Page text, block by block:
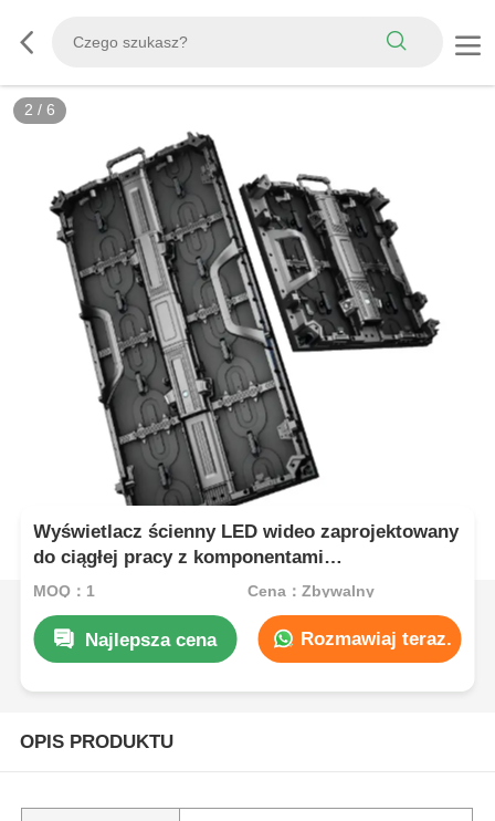
3 / 6
Wyświetlacz ścienny LED wideo zaprojektowany
do ciągłej pracy z komponentami
zapewniającymi długą żywotność w
MOQ：1 Cena：Zbywalny
Najlepsza cena Rozmawiaj teraz.
OPIS PRODUKTU